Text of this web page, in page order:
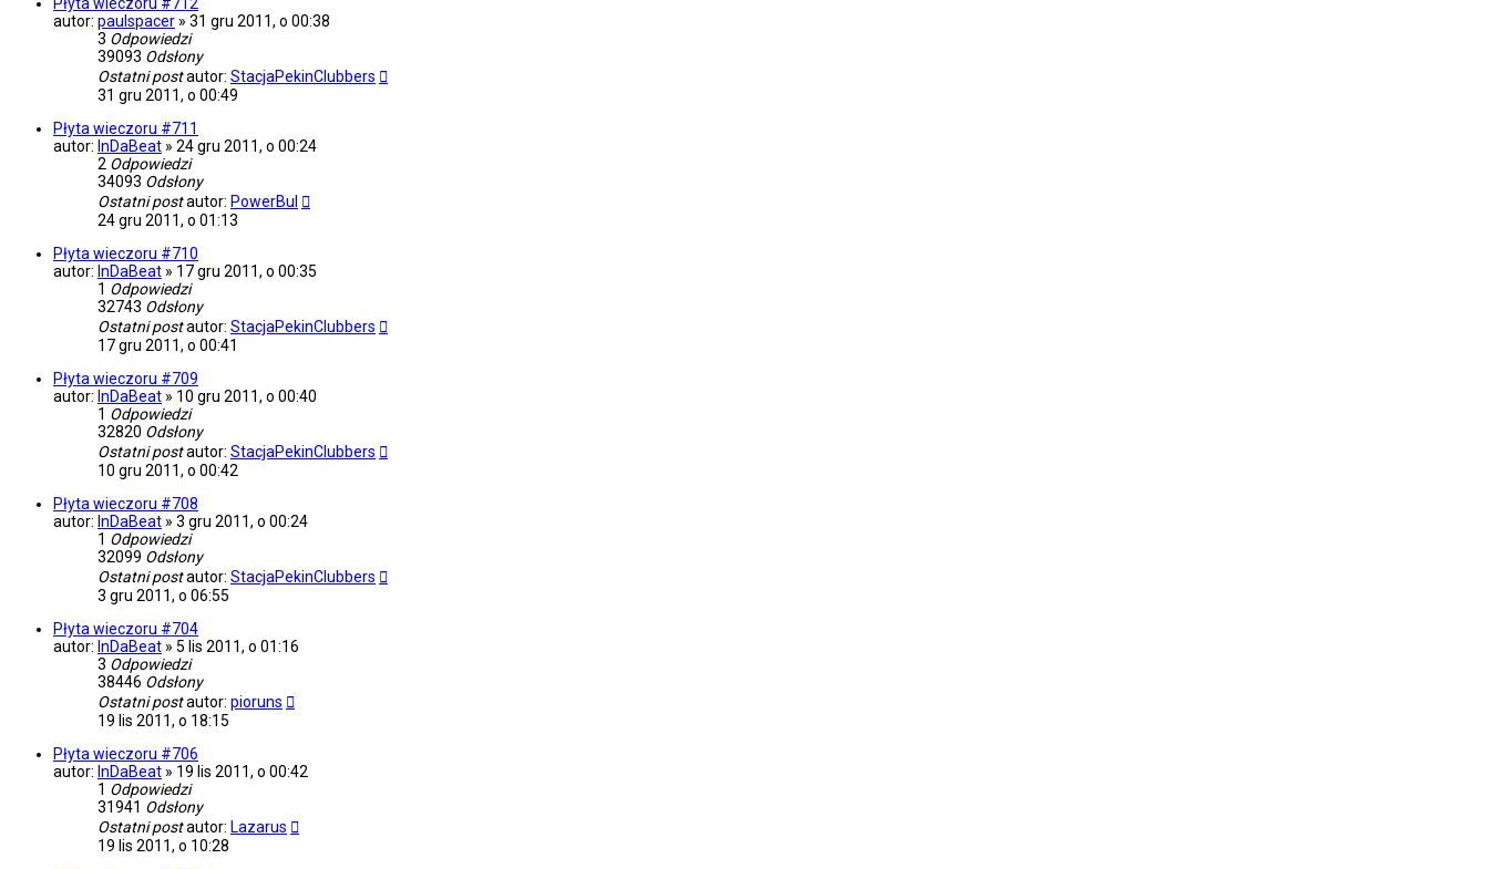
Płyta wieczoru #712
autor: paulspacer » 31 gru 2011, o 00:38
3 Odpowiedzi
39093 Odsłony
Ostatni postautor: StacjaPekinClubbers
31 gru 2011, o 00:49
Płyta wieczoru #711
autor: InDaBeat » 24 gru 2011, o 00:24
2 Odpowiedzi
34093 Odsłony
Ostatni postautor: PowerBul
24 gru 2011, o 01:13
Płyta wieczoru #710
autor: InDaBeat » 17 gru 2011, o 00:35
1 Odpowiedzi
32743 Odsłony
Ostatni postautor: StacjaPekinClubbers
17 gru 2011, o 00:41
Płyta wieczoru #709
autor: InDaBeat » 10 gru 2011, o 00:40
1 Odpowiedzi
32820 Odsłony
Ostatni postautor: StacjaPekinClubbers
10 gru 2011, o 00:42
Płyta wieczoru #708
autor: InDaBeat » 3 gru 2011, o 00:24
1 Odpowiedzi
32099 Odsłony
Ostatni postautor: StacjaPekinClubbers
3 gru 2011, o 06:55
Płyta wieczoru #704
autor: InDaBeat » 5 lis 2011, o 01:16
3 Odpowiedzi
38446 Odsłony
Ostatni postautor: pioruns
19 lis 2011, o 18:15
Płyta wieczoru #706
autor: InDaBeat » 19 lis 2011, o 00:42
1 Odpowiedzi
31941 Odsłony
Ostatni postautor: Lazarus
19 lis 2011, o 10:28